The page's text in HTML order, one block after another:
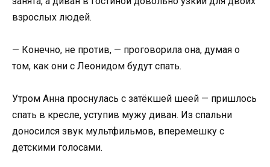
взрослых людей.
— Конечно, не против, — проговорила она, думая о
том, как они с Леонидом будут спать.
Утром Анна проснулась с затёкшей шеей — пришлось
спать в кресле, уступив мужу диван. Из спальни
доносился звук мультфильмов, вперемешку с
детскими голосами.